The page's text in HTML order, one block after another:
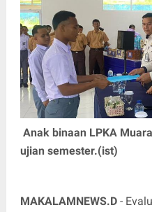
Anak binaan LPKA
ujian semester.(ist)
MAKALAMNEWS.D -